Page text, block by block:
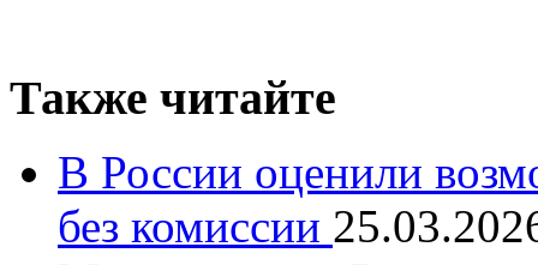
Также читайте
В России оценили
без комиссии